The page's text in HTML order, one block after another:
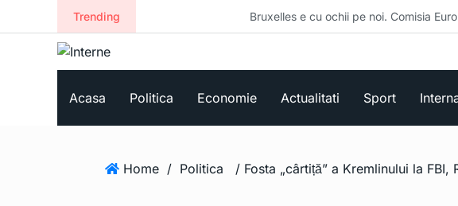
Trending Bruxelles e cu ochii pe noi. Comisia Europeană
Acasa Politica Economie Actualitati Sport
Home / Politica